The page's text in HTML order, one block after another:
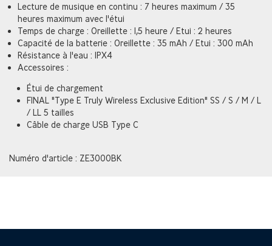
Lecture de musique en continu : 7 heures maximum / 35
heures maximum avec l'étui
Temps de charge : Oreillette : 1,5 heure / Etui : 2 heures
Capacité de la batterie : Oreillette : 35 mAh / Etui : 300 mAh
Résistance à l'eau : IPX4
Accessoires :
Étui de chargement
FINAL "Type E Truly Wireless Exclusive Edition" SS / S / M / L
/ LL 5 tailles
Câble de charge USB Type C
Numéro d'article : ZE3000BK